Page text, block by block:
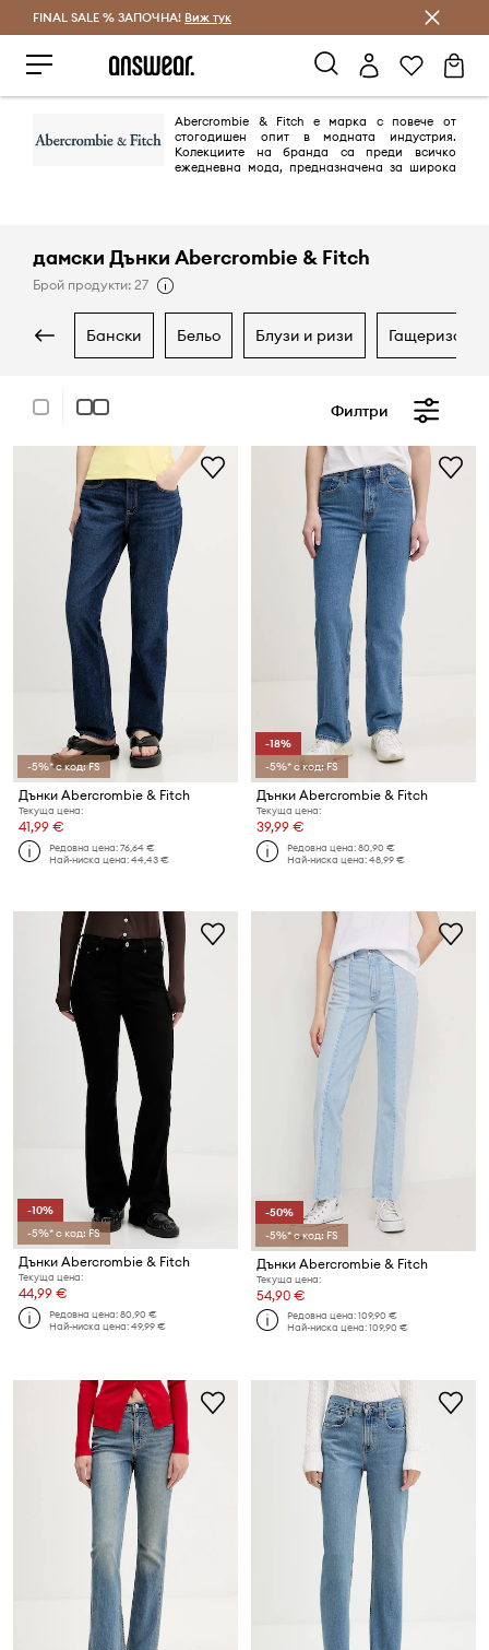
Спестявай с Answear Club
FINAL SALE % ЗАПОЧНА! Виж тук
Abercrombie & Fitch е марка с повече от
стогодишен опит в модната индустрия.
Колекциите на бранда са преди всичко
ежедневна мода, предназначена за широка
дамски Дънки Abercrombie & Fitch
Брой продукти: 27
бански бельо блузи и ризи гащеризони
Филтри
-5%* с код: FS
Дънки Abercrombie & Fitch
Текуща цена:
41,99 €
Редовна цена:76,64 €
Най-ниска цена:44,43 €
-18%
-5%* с код: FS
Дънки Abercrombie & Fitch
Текуща цена:
39,99 €
Редовна цена:80,90 €
Най-ниска цена:48,99 €
-10%
-5%* с код: FS
Дънки Abercrombie & Fitch
Текуща цена:
44,99 €
Редовна цена:80,90 €
Най-ниска цена:49,99 €
-50%
-5%* с код: FS
Дънки Abercrombie & Fitch
Текуща цена:
54,90 €
Редовна цена:109,90 €
Най-ниска цена:109,90 €